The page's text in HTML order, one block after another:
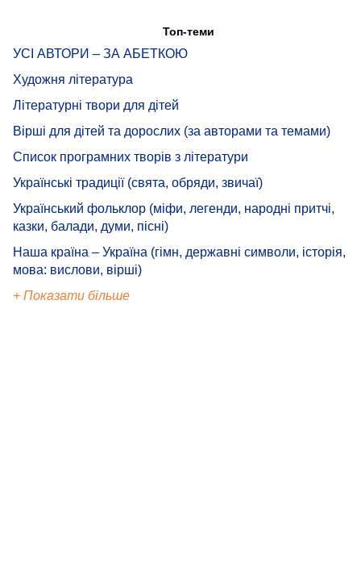
Топ-теми
УСІ АВТОРИ – ЗА АБЕТКОЮ
Художня література
Літературні твори для дітей
Вірші для дітей та дорослих (за авторами та темами)
Список програмних творів з літератури
Українські традиції (свята, обряди, звичаї)
Український фольклор (міфи, легенди, народні притчі,
казки, балади, думи, пісні)
Наша країна – Україна (гімн, державні символи, історія,
мова: вислови, вірші)
+ Показати більше